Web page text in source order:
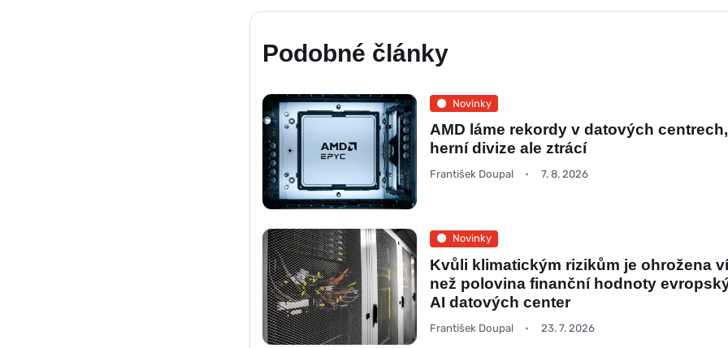
Podobné články
Novinky
AMD láme rekordy v datových centrech,
herní divize ale ztrácí
František Doupal 7. 8. 2026
Novinky
Kvůli klimatickým rizikům je ohrožena
než polovina finanční hodnoty
AI datových center
František Doupal 23. 7. 2026